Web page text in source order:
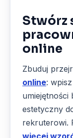
Stwórz
online
Zbuduj
online:
umiejętności
estetyczny
rekruterowi.
więcej